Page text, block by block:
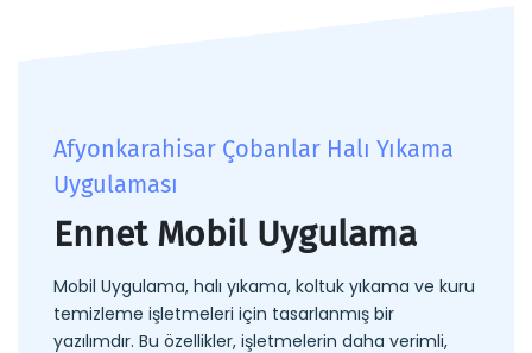
Afyonkarahisar Çobanlar Halı Yıkama
Uygulaması
Ennet Mobil Uygulama
Mobil Uygulama, halı yıkama, koltuk yıkama ve kuru
temizleme işletmeleri için tasarlanmış bir
yazılımdır. Bu özellikler, işletmelerin daha verimli,